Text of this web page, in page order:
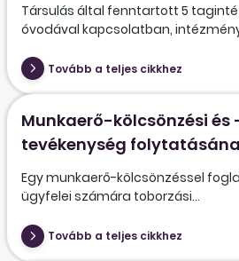
Társulás által fenntartott 5
óvodával kapcsolatban,
Tovább a teljes cikkhez
Munkaerő-kölcsönzési
tevékenység
Egy munkaerő-kölcsönzéssel
ügyfelei számára toborzási...
Tovább a teljes cikkhez